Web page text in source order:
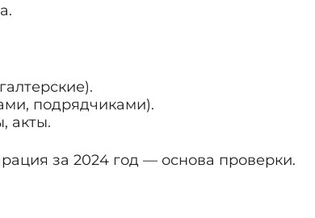
подрядчиками).
акты.
за 2024 год — основа проверки.